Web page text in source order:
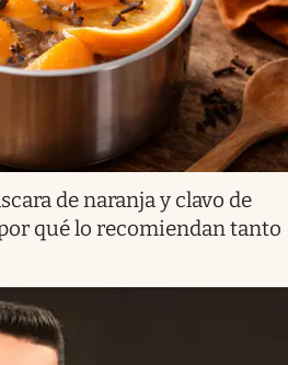
de naranja y clavo de
qué lo recomiendan tanto